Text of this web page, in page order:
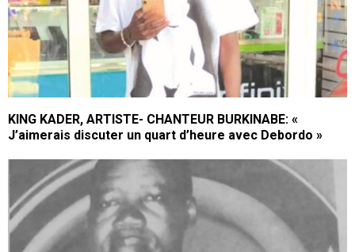
KING KADER, ARTISTE- CHANTEUR BURKINABE: «
J’aimerais discuter un quart d’heure avec Debordo »